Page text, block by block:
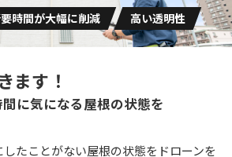
時間が大幅に削減 高い透明性
ます！
に気になる屋根の状態を
たことがない屋根の状態をドローンを